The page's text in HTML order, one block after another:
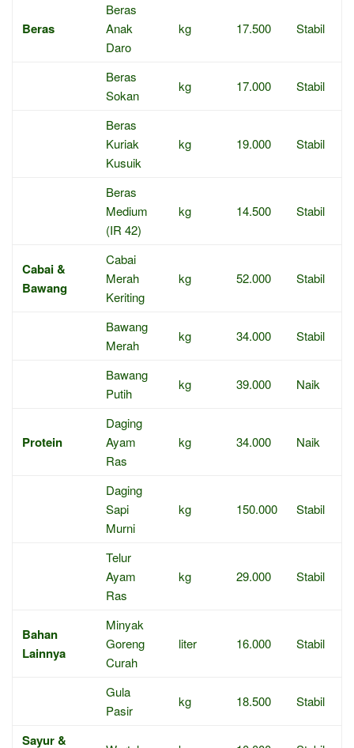
Beras
Beras
Anak
Daro
kg 17.500 Stabil
Beras
Sokan
kg 17.000 Stabil
Beras
Kuriak
Kusuik
kg 19.000 Stabil
Beras
Medium
(IR 42)
kg 14.500 Stabil
Cabai &
Bawang
Cabai
Merah
Keriting
kg 52.000 Stabil
Bawang
Merah
kg 34.000 Stabil
Bawang
Putih
kg 39.000 Naik
Protein
Daging
Ayam
Ras
kg 34.000 Naik
Daging
Sapi
Murni
kg 150.000 Stabil
Telur
Ayam
Ras
kg 29.000 Stabil
Bahan
Lainnya
Minyak
Goreng
Curah
liter 16.000 Stabil
Gula
Pasir
kg 18.500 Stabil
Sayur &